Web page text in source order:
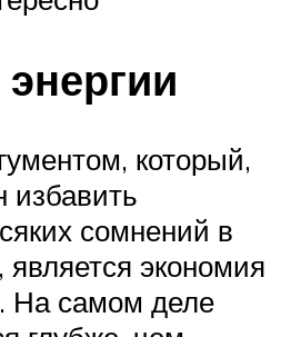
который,
избавить
сомнений в
экономия
На самом деле